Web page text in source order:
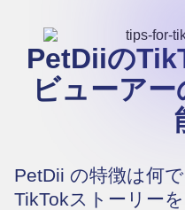
PetDiiの
ビューア
PetDii の特徴は何
TikTokストーリー